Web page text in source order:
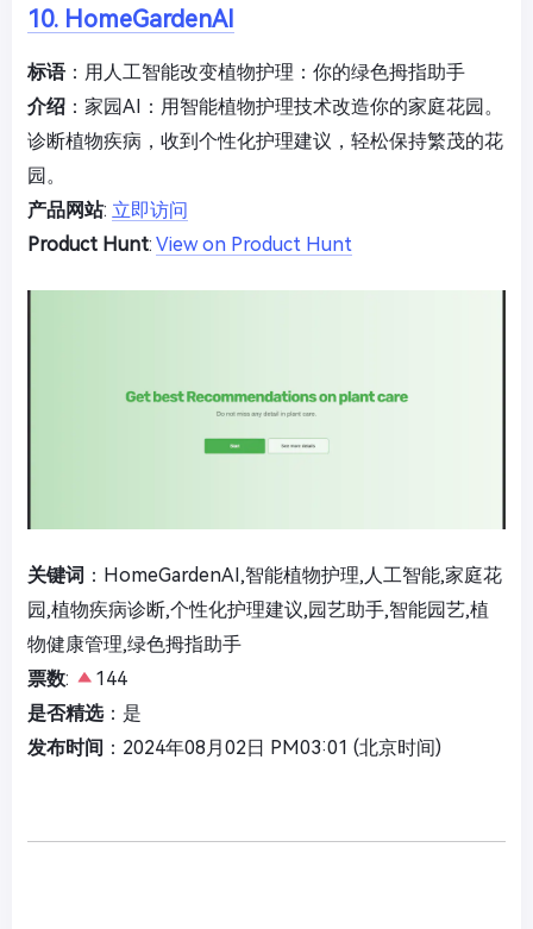
10. HomeGardenAI
标语：用人工智能改变植物护理：你的绿色拇指助手
介绍 ：家园AI：用智能植物护理技术改造你的家庭花园。
诊断植物疾病，收到个性化护理建议，轻松保持繁茂的花
园。
产品网站: 立即访问
Product Hunt: View on Product Hunt
关键词 ：HomeGardenAI,智能植物护理,人工智能,家庭花
园,植物疾病诊断,个性化护理建议,园艺助手,智能园艺,植
物健康管理,绿色拇指助手
票数:
144
是否精选：是
发布时间 ：2024年08月02日 PM03:01 (北京时间)